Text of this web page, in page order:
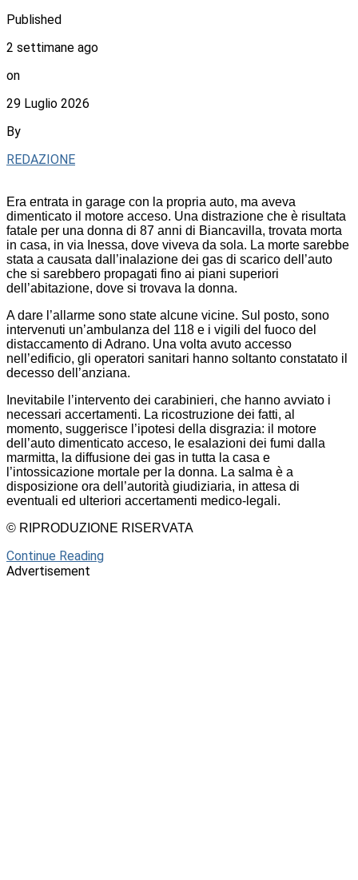
Published
2 settimane ago
on
29 Luglio 2026
By
REDAZIONE
Era entrata in garage con la propria auto, ma aveva
dimenticato il motore acceso. Una distrazione che è risultata
fatale per una donna di 87 anni di Biancavilla, trovata morta
in casa, in via Inessa, dove viveva da sola. La morte sarebbe
stata a causata dall’inalazione dei gas di scarico dell’auto
che si sarebbero propagati fino ai piani superiori
dell’abitazione, dove si trovava la donna.
A dare l’allarme sono state alcune vicine. Sul posto, sono
intervenuti un’ambulanza del 118 e i vigili del fuoco del
distaccamento di Adrano. Una volta avuto accesso
nell’edificio, gli operatori sanitari hanno soltanto constatato il
decesso dell’anziana.
Inevitabile l’intervento dei carabinieri, che hanno avviato i
necessari accertamenti. La ricostruzione dei fatti, al
momento, suggerisce l’ipotesi della disgrazia: il motore
dell’auto dimenticato acceso, le esalazioni dei fumi dalla
marmitta, la diffusione dei gas in tutta la casa e
l’intossicazione mortale per la donna. La salma è a
disposizione ora dell’autorità giudiziaria, in attesa di
eventuali ed ulteriori accertamenti medico-legali.
© RIPRODUZIONE RISERVATA
Continue Reading
Advertisement